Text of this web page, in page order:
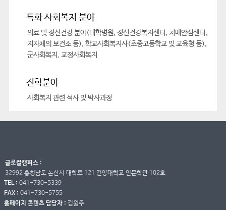
특화 사회복지 분야
의료 및 정신건강 분야(대학병원, 정신건강복지센터, 치매안심센터,
지자체의 보건소 등), 학교사회복지사(초중고등학교 및 교육청 등),
군사회복지, 교정사회복지
진학분야
사회복지 관련 석사 및 박사과정
글로컬캠퍼스 :
32992 충청남도 논산시 대학로 121 건양대학교 인문학관 102호
TEL : 041-730-5339
FAX : 041-730-5755
홈페이지 콘텐츠 담당자 : 김원주